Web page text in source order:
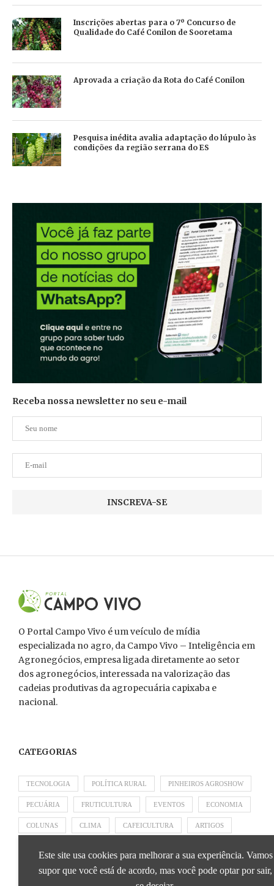
Inscrições abertas para o 7º Concurso de
Qualidade do Café Conilon de Sooretama
Aprovada a criação da Rota do Café Conilon
Pesquisa inédita avalia adaptação do lúpulo às
condições da região serrana do ES
Receba nossa newsletter no seu e-mail
O Portal Campo Vivo é um veículo de mídia
especializada no agro, da Campo Vivo – Inteligência em
Agronegócios, empresa ligada diretamente ao setor
dos agronegócios, interessada na valorização das
cadeias produtivas da agropecuária capixaba e
nacional.
CATEGORIAS
TECNOLOGIA POLÍTICA RURAL PINHEIROS AGROSHOW
PECUÁRIA FRUTICULTURA EVENTOS ECONOMIA
COLUNAS CLIMA CAFEICULTURA ARTIGOS
APRESENTADO POR BRAPEX
Este site usa cookies para melhorar a sua experiência. Vamos
supor que você está de acordo, mas você pode optar por sair,